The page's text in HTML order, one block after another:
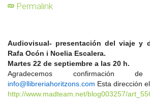
Permalink
Audiovisual- presentación del viaje y
Rafa Ocón i Noelia Escalera.
Martes 22 de septiembre a las 20 h.
Agradecemos confirmación
info@llibreriahoritzons.com Esta dirección
http://www.madteam.net/blog003257/